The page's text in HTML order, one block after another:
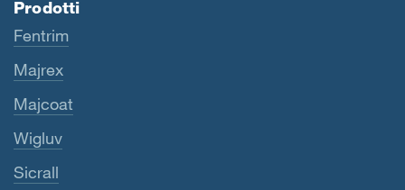
Prodotti
Fentrim
Majrex
Majcoat
Wigluv
Sicrall